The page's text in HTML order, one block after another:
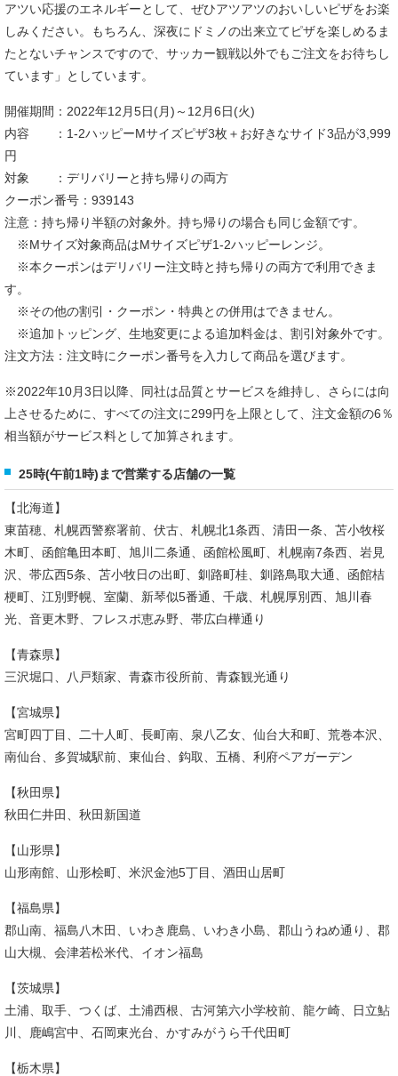
アツい応援のエネルギーとして、ぜひアツアツのおいしいピザをお楽
しみください。もちろん、深夜にドミノの出来立てピザを楽しめるま
たとないチャンスですので、サッカー観戦以外でもご注文をお待ちし
ています」としています。
開催期間：2022年12月5日(月)～12月6日(火)
内容 ：1-2ハッピーMサイズピザ3枚＋お好きなサイド3品が3,999
円
対象 ：デリバリーと持ち帰りの両方
クーポン番号：939143
注意：持ち帰り半額の対象外。持ち帰りの場合も同じ金額です。
※Mサイズ対象商品はMサイズピザ1-2ハッピーレンジ。
※本クーポンはデリバリー注文時と持ち帰りの両方で利用できま
す。
※その他の割引・クーポン・特典との併用はできません。
※追加トッピング、生地変更による追加料金は、割引対象外です。
注文方法：注文時にクーポン番号を入力して商品を選びます。
※2022年10月3日以降、同社は品質とサービスを維持し、さらには向
上させるために、すべての注文に299円を上限として、注文金額の6％
相当額がサービス料として加算されます。
25時(午前1時)まで営業する店舗の一覧
【北海道】
東苗穂、札幌西警察署前、伏古、札幌北1条西、清田一条、苫小牧桜
木町、函館亀田本町、旭川二条通、函館松風町、札幌南7条西、岩見
沢、帯広西5条、苫小牧日の出町、釧路町桂、釧路鳥取大通、函館桔
梗町、江別野幌、室蘭、新琴似5番通、千歳、札幌厚別西、旭川春
光、音更木野、フレスポ恵み野、帯広白樺通り
【青森県】
三沢堀口、八戸類家、青森市役所前、青森観光通り
【宮城県】
宮町四丁目、二十人町、長町南、泉八乙女、仙台大和町、荒巻本沢、
南仙台、多賀城駅前、東仙台、鈎取、五橋、利府ペアガーデン
【秋田県】
秋田仁井田、秋田新国道
【山形県】
山形南館、山形桧町、米沢金池5丁目、酒田山居町
【福島県】
郡山南、福島八木田、いわき鹿島、いわき小島、郡山うねめ通り、郡
山大槻、会津若松米代、イオン福島
【茨城県】
土浦、取手、つくば、土浦西根、古河第六小学校前、龍ケ崎、日立鮎
川、鹿嶋宮中、石岡東光台、かすみがうら千代田町
【栃木県】